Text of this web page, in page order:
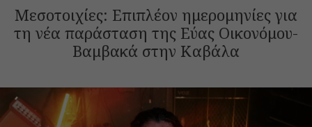
Μεσοτοιχίες: Επιπλέον ημερομηνίες για
τη νέα παράσταση της Εύας Οικονόμου-
Βαμβακά στην Καβάλα